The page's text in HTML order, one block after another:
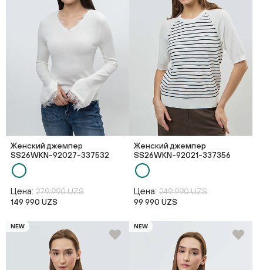
Женский джемпер
SS26WKN-92027-337532
Цена: 279 990 UZS
149 990 UZS
Женский джемпер
SS26WKN-92021-337356
Цена: 249 990 UZS
99 990 UZS
NEW NEW